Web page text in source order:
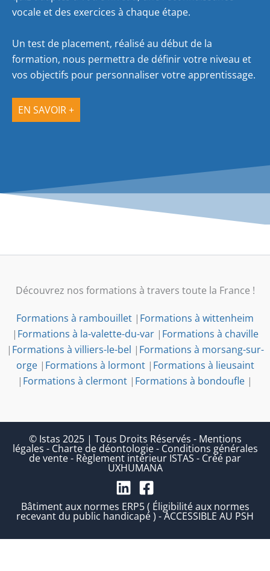
vocale et des exercices à chaque étape.
Un test de placement, réalisé au début de la
formation, nous permettra de définir votre niveau et
vos objectifs pour personnaliser votre apprentissage.
EN SAVOIR +
Découvrez nos formations à travers toute la France !
Formations à rambouillet | Formations à wittenheim
| Formations à la-valette-du-var| Formations à chaville
| Formations à villiers-le-bel | Formations à morsang-sur-
orge| Formations à lormont| Formations à lieusaint
| Formations à clermont | Formations à bondoufle |
© Istas 2025 | Tous Droits Réservés - Mentions
légales - Charte de déontologie- Conditions générales
de vente- Règlement intérieur ISTAS - Créé par
UXHUMANA
Bâtiment aux normes ERP5 ( Éligibilité aux normes
recevant du public handicapé ) - ACCESSIBLE AU PSH